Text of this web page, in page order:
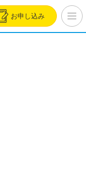
お申し込み